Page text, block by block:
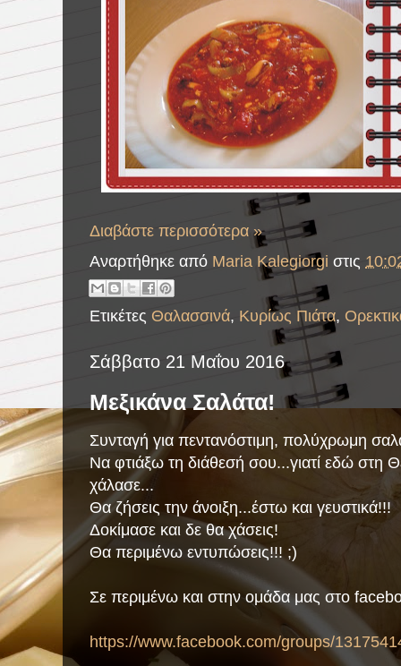
Διαβάστε περισσότερα »
Αναρτήθηκε από Maria Kalegiorgi στις
Ετικέτες Θαλασσινά, Κυρίως Πιάτα,
Σάββατο 21 Μαΐου 2016
Μεξικάνα Σαλάτα!
Συνταγή για πεντανόστιμη, πολύχρωμη
Να φτιάξω τη διάθεσή σου...γιατί εδώ στη
χάλασε...
Θα ζήσεις την άνοιξη...έστω και γευστικά!!!
Δοκίμασε και δε θα χάσεις!
Θα περιμένω εντυπώσεις!!! ;)
Σε περιμένω και στην ομάδα μας στο
https://www.facebook.com/groups/